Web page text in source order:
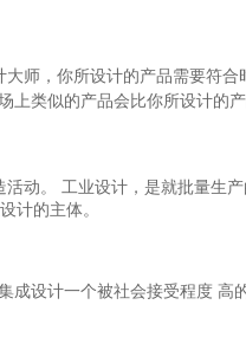
大师，你所设计的产品需要符合
上类似的产品会比你所设计的
动。 工业设计，是就批量生
计的主体。
成设计一个被社会接受程度 高